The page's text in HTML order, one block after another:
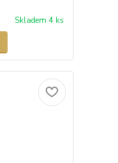
Skladem 4 ks